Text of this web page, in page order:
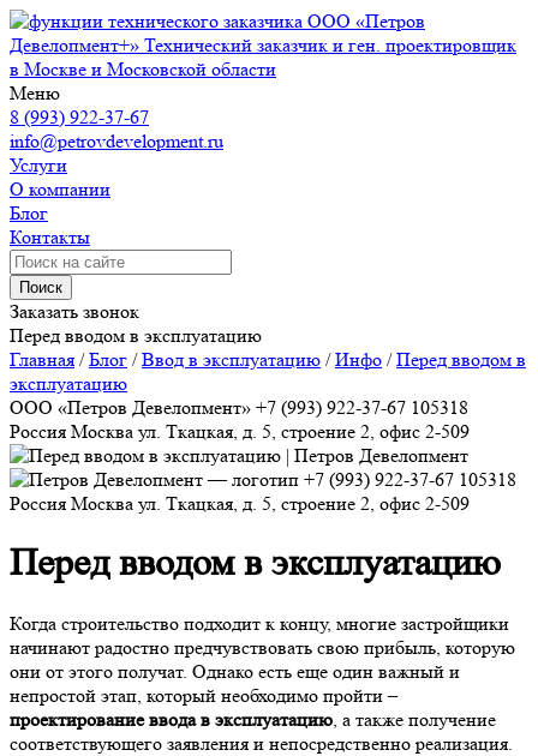
ООО «Петров
Девелопмент+» Технический заказчик и ген. проектировщик
в Москве и Московской области
Меню
8 (993) 922-37-67
info@petrovdevelopment.ru
Услуги
О компании
Блог
Контакты
Поиск
Заказать звонок
Перед вводом в эксплуатацию
Главная /Блог /Ввод в эксплуатацию /Инфо /Перед вводом в
эксплуатацию
ООО «Петров Девелопмент» +7 (993) 922-37-67 105318
Россия Москва ул. Ткацкая, д. 5, строение 2, офис 2-509
+7 (993) 922-37-67 105318
Россия Москва ул. Ткацкая, д. 5, строение 2, офис 2-509
Перед вводом в эксплуатацию
Когда строительство подходит к концу, многие застройщики
начинают радостно предчувствовать свою прибыль, которую
они от этого получат. Однако есть еще один важный и
непростой этап, который необходимо пройти –
проектирование ввода в эксплуатацию, а также получение
соответствующего заявления и непосредственно реализация.